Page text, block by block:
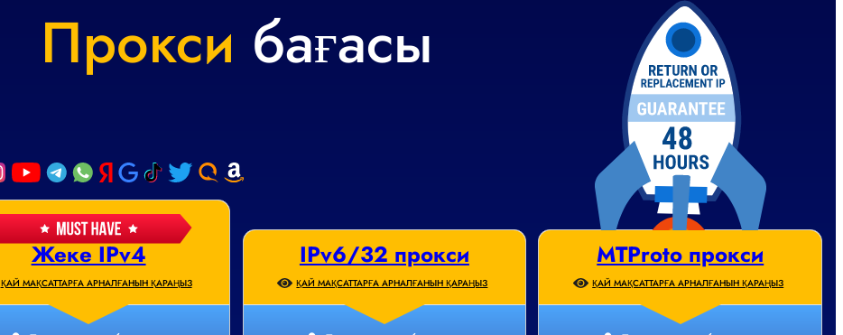
Прокси бағасы
Жеке IPv4
ҚАЙ МАҚСАТТАРҒА АРНАЛҒАНЫН ҚАРАҢЫЗ
IPv6/32 прокси
ҚАЙ МАҚСАТТАРҒА АРНАЛҒАНЫН ҚАРАҢЫЗ
MTProto прокси
ҚАЙ МАҚСАТТАРҒА АРНАЛҒАНЫН ҚАРАҢЫЗ